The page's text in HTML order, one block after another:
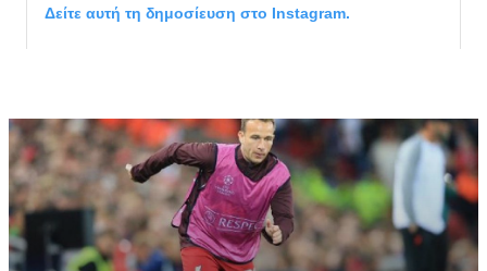
Δείτε αυτή τη δημοσίευση στο Instagram.